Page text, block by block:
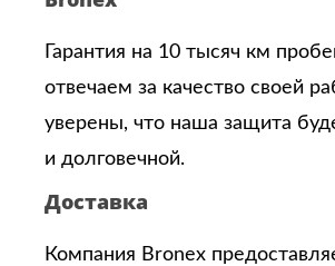
Гарантия на 10 тысяч км
отвечаем за качество своей
уверены, что наша защита
и долговечной.
Доставка
Компания Bronex